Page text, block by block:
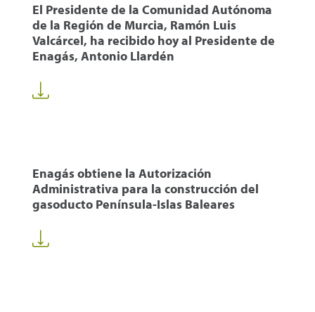
El Presidente de la Comunidad Autónoma
de la Región de Murcia, Ramón Luis
Valcárcel, ha recibido hoy al Presidente de
Enagás, Antonio Llardén
Enagás obtiene la Autorización
Administrativa para la construcción del
gasoducto Península-Islas Baleares